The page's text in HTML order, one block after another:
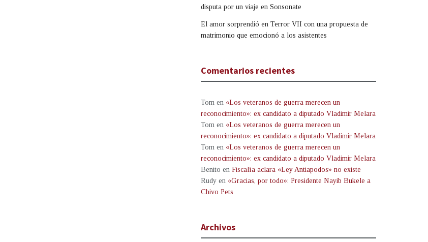
disputa por un viaje en Sonsonate
El amor sorprendió en Terror VII con una propuesta de
matrimonio que emocionó a los asistentes
Comentarios recientes
Tom en «Los veteranos de guerra merecen un
reconocimiento»: ex candidato a diputado Vladimir Melara
Tom en «Los veteranos de guerra merecen un
reconocimiento»: ex candidato a diputado Vladimir Melara
Tom en «Los veteranos de guerra merecen un
reconocimiento»: ex candidato a diputado Vladimir Melara
Benito en Fiscalía aclara «Ley Antiapodos» no existe
Rudy en «Gracias, por todo»: Presidente Nayib Bukele a
Chivo Pets
Archivos